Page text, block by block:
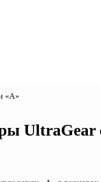
«A»
UltraGear